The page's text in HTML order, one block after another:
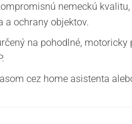
nemeckú
a ochrany objektov.
na pohodlné, motoricky
cez home asistenta